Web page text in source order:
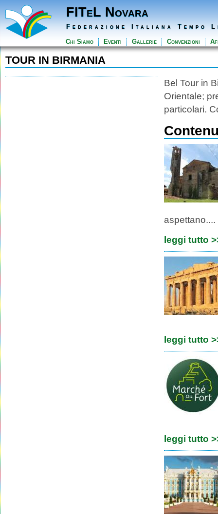
FITeL Novara
Federazione Italiana Tempo
Chi Siamo Eventi Gallerie Convenzioni
TOUR IN BIRMANIA
Bel Tour in
Orientale;
particolari.
aspettano....
leggi tutto
leggi tutto
leggi tutto